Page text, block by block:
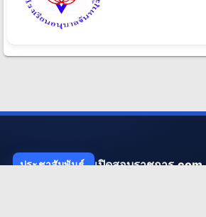
ประชาสัมพันธ์. เปิดสอบราชการ.com